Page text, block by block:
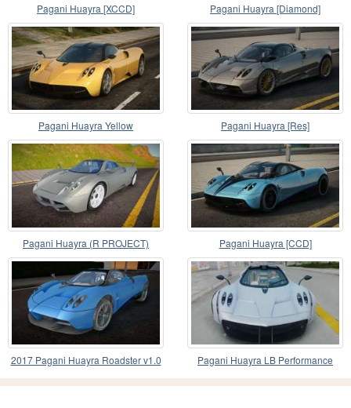
Pagani Huayra [XCCD] Pagani Huayra [Diamond]
Pagani Huayra Yellow Pagani Huayra [Res]
Pagani Huayra (R PROJECT) Pagani Huayra [CCD]
2017 Pagani Huayra Roadster v1.0 Pagani Huayra LB Performance